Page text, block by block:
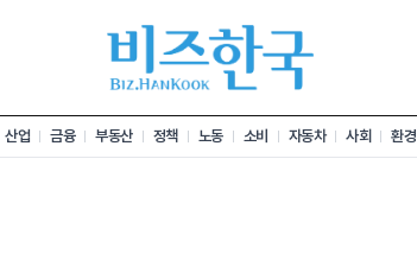
산업 금융 부동산 정책 노동 소비 자동차 사회 환경